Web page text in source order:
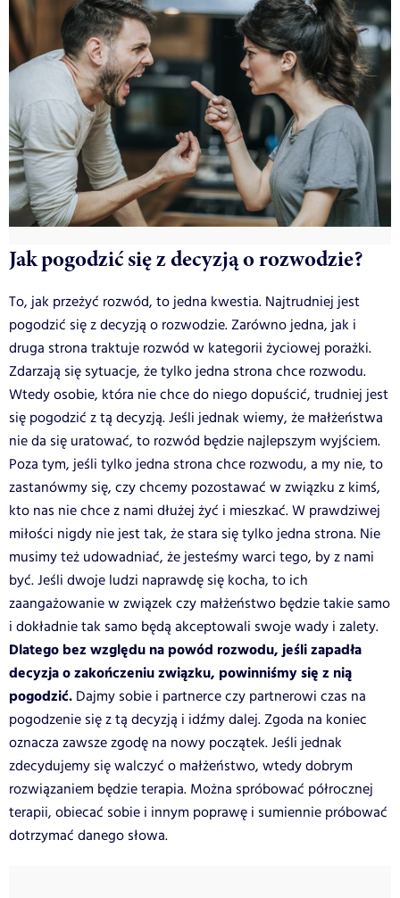
Jak pogodzić się z decyzją o rozwodzie?
To, jak przeżyć rozwód, to jedna kwestia. Najtrudniej jest
pogodzić się z decyzją o rozwodzie. Zarówno jedna, jak i
druga strona traktuje rozwód w kategorii życiowej porażki.
Zdarzają się sytuacje, że tylko jedna strona chce rozwodu.
Wtedy osobie, która nie chce do niego dopuścić, trudniej jest
się pogodzić z tą decyzją. Jeśli jednak wiemy, że małżeństwa
nie da się uratować, to rozwód będzie najlepszym wyjściem.
Poza tym, jeśli tylko jedna strona chce rozwodu, a my nie, to
zastanówmy się, czy chcemy pozostawać w związku z kimś,
kto nas nie chce z nami dłużej żyć i mieszkać. W prawdziwej
miłości nigdy nie jest tak, że stara się tylko jedna strona. Nie
musimy też udowadniać, że jesteśmy warci tego, by z nami
być. Jeśli dwoje ludzi naprawdę się kocha, to ich
zaangażowanie w związek czy małżeństwo będzie takie samo
i dokładnie tak samo będą akceptowali swoje wady i zalety.
Dlatego bez względu na powód rozwodu, jeśli zapadła
decyzja o zakończeniu związku, powinniśmy się z nią
pogodzić. Dajmy sobie i partnerce czy partnerowi czas na
pogodzenie się z tą decyzją i idźmy dalej. Zgoda na koniec
oznacza zawsze zgodę na nowy początek. Jeśli jednak
zdecydujemy się walczyć o małżeństwo, wtedy dobrym
rozwiązaniem będzie terapia. Można spróbować półrocznej
terapii, obiecać sobie i innym poprawę i sumiennie próbować
dotrzymać danego słowa.